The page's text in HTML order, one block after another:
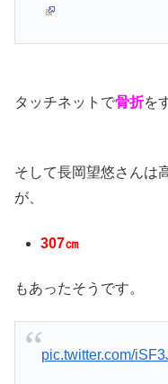
タッチネットで骨折を
そして長岡望悠さんは
が、
307㎝
もあったそうです。
pic.twitter.com/